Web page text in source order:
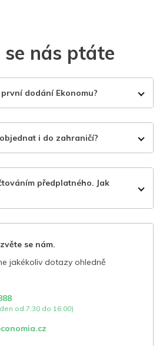
se nás ptáte
dodání Ekonomu?
i do zahraničí?
předplatného. Jak
se nám.
jakékoliv dotazy ohledně
od 7:30 do 16:00)